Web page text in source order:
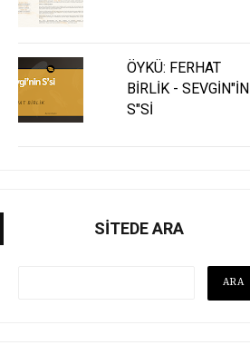
ÖYKÜ: FERHAT
BİRLİK - SEVGİN"İN
S"Sİ
SİTEDE ARA